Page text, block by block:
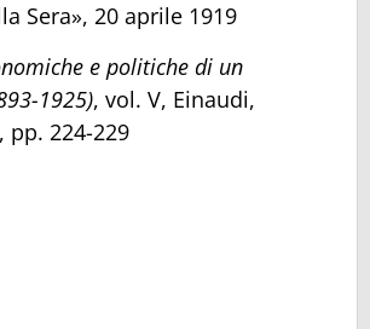
Sera», 20 aprile 1919
e politiche di un
1925), vol. V, Einaudi,
pp. 224-229